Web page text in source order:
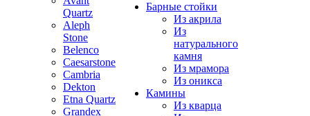
Quartz
Aleph
Stone
Belenco
Caesarstone
Cambria
Dekton
Etna Quartz
Grandex
Барные стойки
Из акрила
Из
натурального
камня
Из мрамора
Из оникса
Камины
Из кварца